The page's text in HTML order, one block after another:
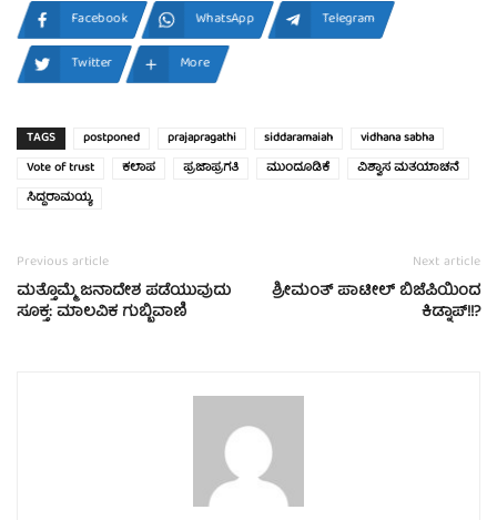
Facebook WhatsApp
Telegram
Twitter
More
TAGS postponed prajapragathi siddaramaiah
vidhana sabha
Vote of trust
ಕಲಾಪ ಪ್ರಜಾಪ್ರಗತಿ ಮುಂದೂಡಿಕೆ
ವಿಶ್ವಾಸ ಮತಯಾಚನೆ
ಸಿದ್ದರಾಮಯ್ಯ
Previous article
ಮತ್ತೊಮ್ಮೆ ಜನಾದೇಶ ಪಡೆಯುವುದು
ಸೂಕ್ತ: ಮಾಲವಿಕ ಗುಬ್ಬಿವಾಣಿ
Next article
ಶ್ರೀಮಂತ್ ಪಾಟೀಲ್ ಬಿಜೆಪಿಯಿಂದ
ಕಿಡ್ನಾಪ್!!?